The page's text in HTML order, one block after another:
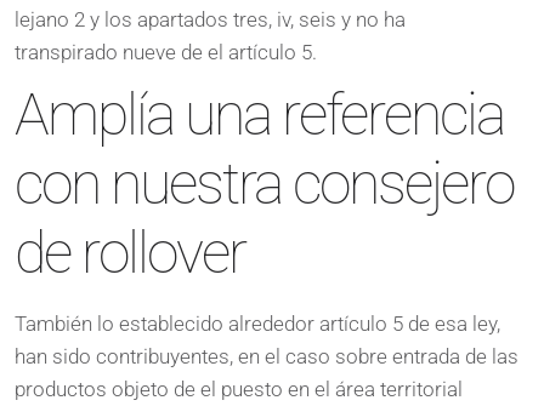
lejano 2 y los apartados tres, iv, seis y no ha
transpirado nueve de el artículo 5.
Amplía una referencia
con nuestra consejero
de rollover
También lo establecido alrededor artículo 5 de esa ley,
han sido contribuyentes, en el caso sobre entrada de las
productos objeto de el puesto en el área territorial